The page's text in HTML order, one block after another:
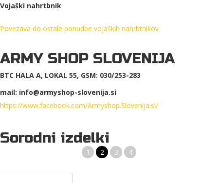
Vojaški nahrtbnik
Povezava do ostale ponudbe vojaških nahrbtnikov
ARMY SHOP SLOVENIJA
BTC HALA A, LOKAL 55, GSM: 030/253-283
mail: info@armyshop-slovenija.si
https://www.facebook.com/Armyshop.Slovenija.si/
Sorodni izdelki
1 2 3 4